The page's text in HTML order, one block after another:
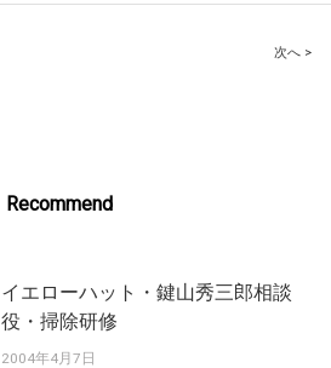
次へ >
Recommend
イエローハット・鍵山秀三郎相談
役・掃除研修
2004年4月7日